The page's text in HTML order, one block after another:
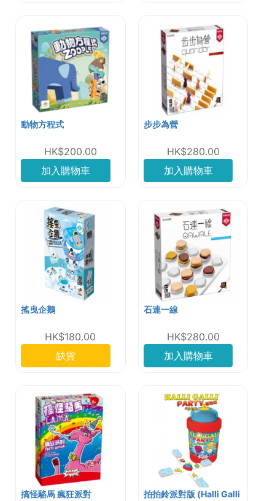
動物方程式
HK$200.00
加入購物車
步步為營
HK$280.00
加入購物車
搖曳企鵝
HK$180.00
缺貨
石連一線
HK$280.00
加入購物車
搞怪駱馬 瘋狂派對
拍拍鈴派對版 (Halli Galli